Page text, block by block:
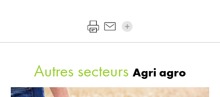
Autres secteurs Agri agro